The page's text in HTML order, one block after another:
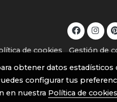
de cookies Gestión de
obtener datos estadísticos
configurar tus
en nuestra Política de cookies